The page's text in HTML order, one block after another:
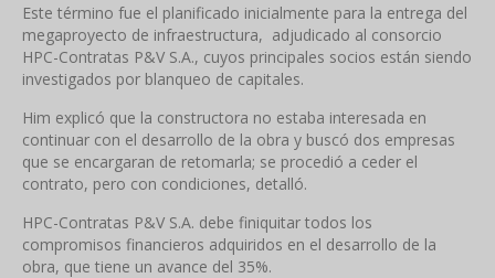
Este término fue el planificado inicialmente para la entrega del
megaproyecto de infraestructura, adjudicado al consorcio
HPC-Contratas P&V S.A., cuyos principales socios están siendo
investigados por blanqueo de capitales.
Him explicó que la constructora no estaba interesada en
continuar con el desarrollo de la obra y buscó dos empresas
que se encargaran de retomarla; se procedió a ceder el
contrato, pero con condiciones, detalló.
HPC-Contratas P&V S.A. debe finiquitar todos los
compromisos financieros adquiridos en el desarrollo de la
obra, que tiene un avance del 35%.